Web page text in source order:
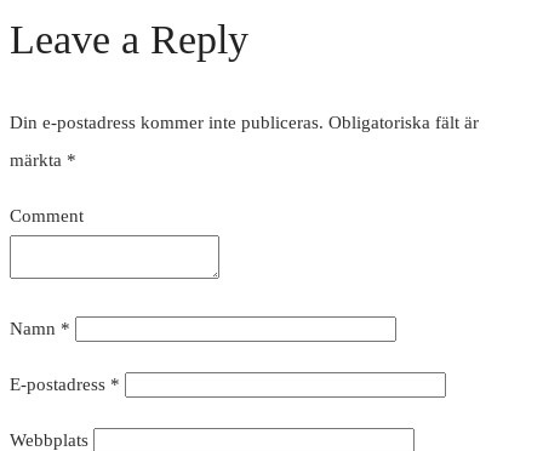
Leave a Reply
Din e-postadress kommer inte publiceras. Obligatoriska fält är
märkta *
Comment
Namn *
E-postadress *
Webbplats